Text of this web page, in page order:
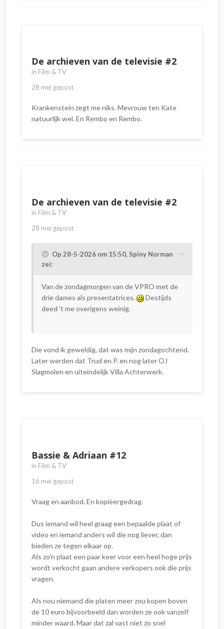
De archieven van de televisie #2
in Film & TV
28 mei gepost
Krankenstein zegt me niks. Mevrouw ten Kate
natuurlijk wel. En Rembo en Rembo.
De archieven van de televisie #2
in Film & TV
28 mei gepost
Op 28-5-2026 om 15:50, Spiny Norman
zei:
Van de zondagmorgen van de VPRO met de
drie dames als presentatrices.
Destijds
deed 't me overigens weinig.
Die vond ik geweldig, dat was mijn zondagochtend.
Later werden dat Trud en P. en nog later OJ
Slagmolen en uiteindelijk Villa Achterwerk.
Bassie & Adriaan #12
in Film & TV
16 mei gepost
Vraag en aanbod. En kopiëergedrag.
Dus iemand wil heel graag een bepaalde plaat of
video en iemand anders wil die nog liever, dan
bieden ze tegen elkaar op.
Als zo'n plaat een paar keer voor een heel hoge prijs
wordt verkocht gaan andere verkopers ook die prijs
vragen.
Als nou niemand die platen meer zou kopen boven
de 10 euro bijvoorbeeld dan worden ze ook vanzelf
minder waard. Maar dat zal vast niet zo snel